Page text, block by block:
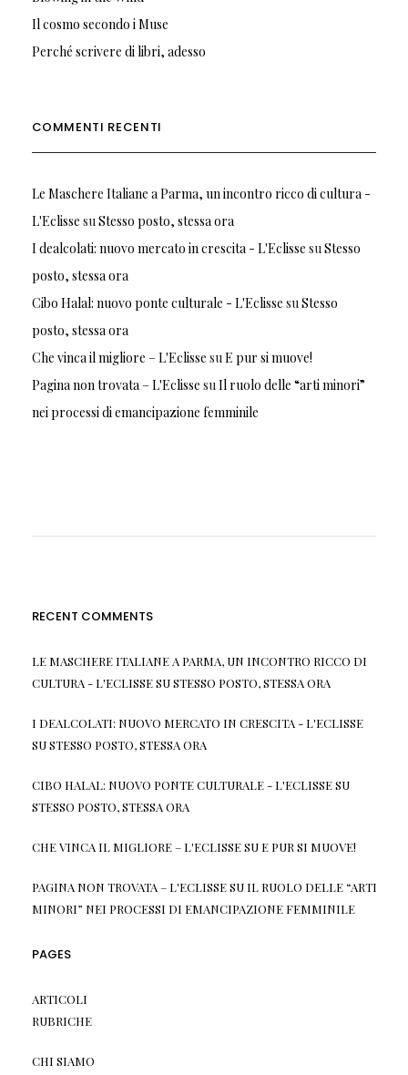
Il cosmo secondo i Muse
Perché scrivere di libri, adesso
COMMENTI RECENTI
Le Maschere Italiane a Parma, un incontro ricco di cultura -
L'Eclisse suStesso posto, stessa ora
I dealcolati: nuovo mercato in crescita - L'Eclisse suStesso
posto, stessa ora
Cibo Halal: nuovo ponte culturale - L'Eclisse suStesso
posto, stessa ora
Che vinca il migliore – L'Eclisse suE pur si muove!
Pagina non trovata – L'Eclisse suIl ruolo delle “arti minori”
nei processi di emancipazione femminile
RECENT COMMENTS
LE MASCHERE ITALIANE A PARMA, UN INCONTRO RICCO DI
CULTURA - L'ECLISSESUSTESSO POSTO, STESSA ORA
I DEALCOLATI: NUOVO MERCATO IN CRESCITA - L'ECLISSE
SUSTESSO POSTO, STESSA ORA
CIBO HALAL: NUOVO PONTE CULTURALE - L'ECLISSESU
STESSO POSTO, STESSA ORA
CHE VINCA IL MIGLIORE – L'ECLISSESU E PUR SI MUOVE!
PAGINA NON TROVATA – L'ECLISSESU IL RUOLO DELLE “ARTI
MINORI” NEI PROCESSI DI EMANCIPAZIONE FEMMINILE
PAGES
ARTICOLI
RUBRICHE
CHI SIAMO